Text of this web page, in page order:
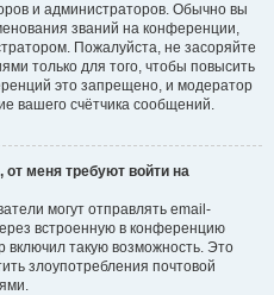
и администраторов. Обычно вы
званий на конференции,
Пожалуйста, не засоряйте
только для того, чтобы повысить
это запрещено, и модератор
вашего счётчика сообщений.
меня требуют войти на
могут отправлять email-
встроенную в конференцию
включил такую возможность. Это
злоупотребления почтовой